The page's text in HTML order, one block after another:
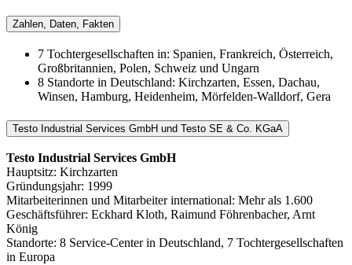
Zahlen, Daten, Fakten
7 Tochtergesellschaften in: Spanien, Frankreich, Österreich,
Großbritannien, Polen, Schweiz und Ungarn
8 Standorte in Deutschland: Kirchzarten, Essen, Dachau,
Winsen, Hamburg, Heidenheim, Mörfelden-Walldorf, Gera
Testo Industrial Services GmbH und Testo SE & Co. KGaA
Testo Industrial Services GmbH
Hauptsitz: Kirchzarten
Gründungsjahr: 1999
Mitarbeiterinnen und Mitarbeiter international: Mehr als 1.600
Geschäftsführer: Eckhard Kloth, Raimund Föhrenbacher, Arnt
König
Standorte: 8 Service-Center in Deutschland, 7 Tochtergesellschaften
in Europa